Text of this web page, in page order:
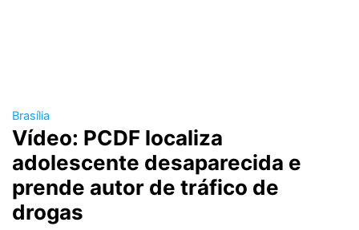
Brasília
Vídeo: PCDF localiza
adolescente desaparecida e
prende autor de tráfico de
drogas